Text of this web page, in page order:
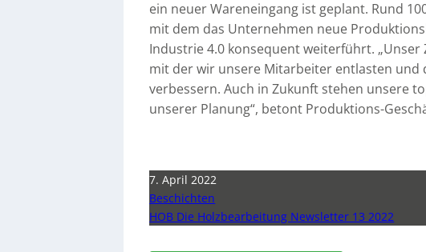
ein neuer Wareneingang ist geplant. Rund
mit dem das Unternehmen neue
Industrie 4.0 konsequent weiterführt.
mit der wir unsere Mitarbeiter entlasten
verbessern. Auch in Zukunft stehen unsere
unserer Planung“, betont Produktions-
7. April 2022
Beschichten
HOB Die Holzbearbeitung Newsletter 13 2022